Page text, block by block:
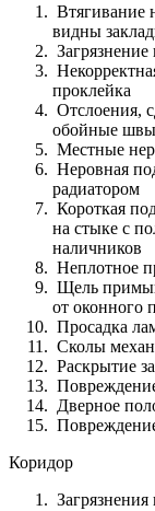
Втягивание
видны
проклейка
Отслоения,
обойные швы
Местные
Неровная
радиатором
Короткая
на стыке с
наличников
Неплотное
Щель
от оконного
Просадка
Сколы
Раскрытие
Дверное
Коридор